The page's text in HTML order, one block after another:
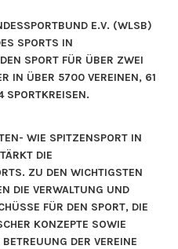
E.V. (WLSB)
SPORTS IN
SPORT FÜR ÜBER ZWEI
IN ÜBER 5700 VEREINEN, 61
SPORTKREISEN.
WIE SPITZENSPORT IN
DIE
ZU DEN WICHTIGSTEN
DIE VERWALTUNG UND
FÜR DEN SPORT, DIE
KONZEPTE SOWIE
DER VEREINE